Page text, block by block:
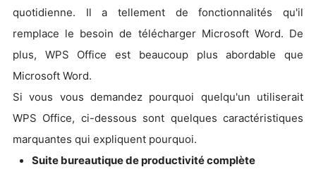
quotidienne. Il a tellement de fonctionnalités qu'il
remplace le besoin de télécharger Microsoft Word. De
plus, WPS Office est beaucoup plus abordable que
Microsoft Word.
Si vous vous demandez pourquoi quelqu'un utiliserait
WPS Office, ci-dessous sont quelques caractéristiques
marquantes qui expliquent pourquoi.
Suite bureautique de productivité complète